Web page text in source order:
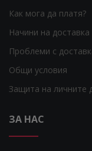
Как мога да платя?
Начини на доставка
Проблеми с
Общи условия
Защита на личните
ЗА НАС